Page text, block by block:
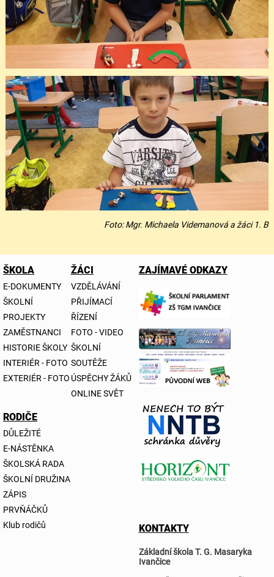
Foto: Mgr. Michaela Videmanová a žáci 1. B
ŠKOLA
E-DOKUMENTY
ŠKOLNÍ
PROJEKTY
ZAMĚSTNANCI
HISTORIE ŠKOLY
INTERIÉR - FOTO
EXTERIÉR - FOTO
ŽÁCI
VZDĚLÁVÁNÍ
PŘIJÍMACÍ
ŘÍZENÍ
FOTO - VIDEO
ŠKOLNÍ
SOUTĚŽE
ÚSPĚCHY ŽÁKŮ
ONLINE SVĚT
RODIČE
DŮLEŽITÉ
E-NÁSTĚNKA
ŠKOLSKÁ RADA
ŠKOLNÍ DRUŽINA
ZÁPIS
PRVŇÁČKŮ
Klub rodičů
ZAJÍMAVÉ ODKAZY
KONTAKTY
Základní škola T. G. Masaryka
Ivančice